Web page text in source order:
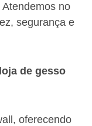
Atendemos no
segurança e
de gesso
oferecendo